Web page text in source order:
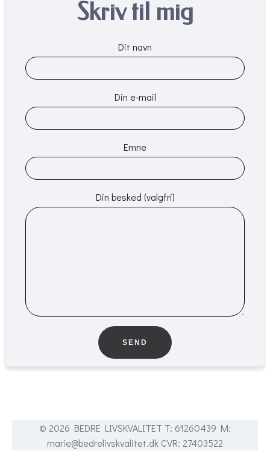
Skriv til mig
Dit navn
Din e-mail
Emne
Din besked (valgfri)
© 2026 BEDRE LIVSKVALITET T: 61260439 M:
marie@bedrelivskvalitet.dk CVR: 27403522